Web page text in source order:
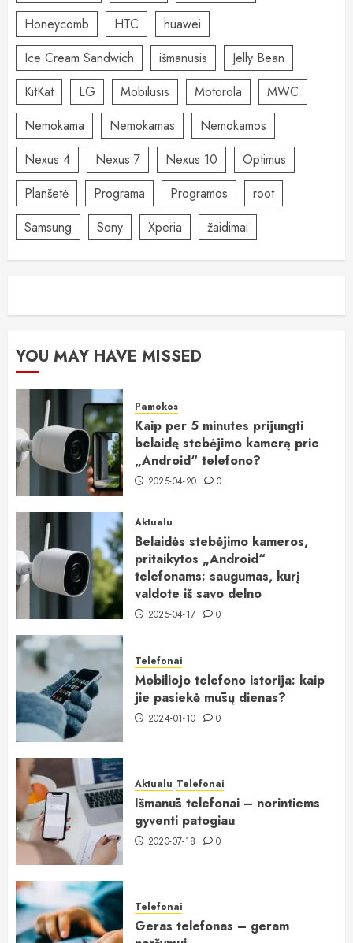
Honeycomb
HTC
huawei
Ice Cream Sandwich
išmanusis
Jelly Bean
KitKat
LG Mobilusis Motorola
MWC
Nemokama
Nemokamas
Nemokamos
Nexus 4
Nexus 7 Nexus 10
Optimus
Planšetė
Programa Programos
root
Samsung
Sony Xperia žaidimai
YOU MAY HAVE MISSED
Pamokos
Kaip per 5 minutes prijungti
belaidę stebėjimo kamerą prie
„Android“ telefono?
2025-04-20 0
Aktualu
Belaidės stebėjimo kameros,
pritaikytos „Android“
telefonams: saugumas, kurį
valdote iš savo delno
2025-04-17 0
Telefonai
Mobiliojo telefono istorija: kaip
jie pasiekė mūsų dienas?
2024-01-10 0
Aktualu Telefonai
Išmanūs telefonai – norintiems
gyventi patogiau
2020-07-18 0
Telefonai
Geras telefonas – geram